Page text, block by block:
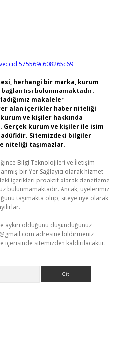
herhangi bir marka, kurum
bulunmamaktadır.
makaleler
alan içerikler haber niteliği
ve kişiler hakkında
Gerçek kurum ve kişiler ile isim
Sitemizdeki bilgiler
niteliği taşımazlar.
Bilgi Teknolojileri ve İletişim
bir Yer Sağlayıcı olarak hizmet
içerikleri proaktif olarak denetleme
bulunmamaktadır. Ancak, üyelerimiz
taşımakta olup, siteye üye olarak
aykırı olduğunu düşündüğünüz
adresine bildirmeniz
içerisinde sitemizden kaldırılacaktır.